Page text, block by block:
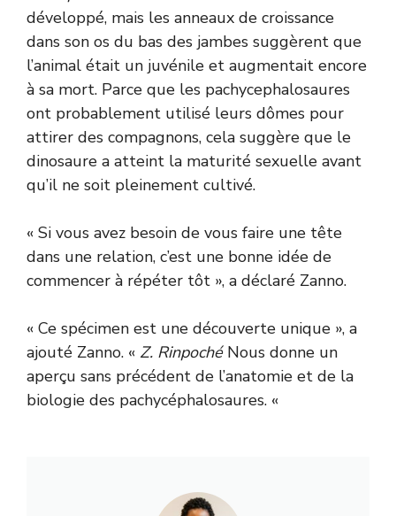
développé, mais les anneaux de croissance
dans son os du bas des jambes suggèrent que
l’animal était un juvénile et augmentait encore
à sa mort. Parce que les pachycephalosaures
ont probablement utilisé leurs dômes pour
attirer des compagnons, cela suggère que le
dinosaure a atteint la maturité sexuelle avant
qu’il ne soit pleinement cultivé.
« Si vous avez besoin de vous faire une tête
dans une relation, c’est une bonne idée de
commencer à répéter tôt », a déclaré Zanno.
« Ce spécimen est une découverte unique », a
ajouté Zanno. « Z. RinpochéNous donne un
aperçu sans précédent de l’anatomie et de la
biologie des pachycéphalosaures. «